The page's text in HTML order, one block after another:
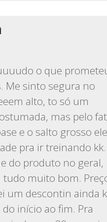
o que
Me sinto segura no
alto, to só um
mas pelo
e o salto grosso ele
pra ir treinando kk.
do produto no geral,
tudo muito bom.
um descontin ainda
início ao fim. Pra